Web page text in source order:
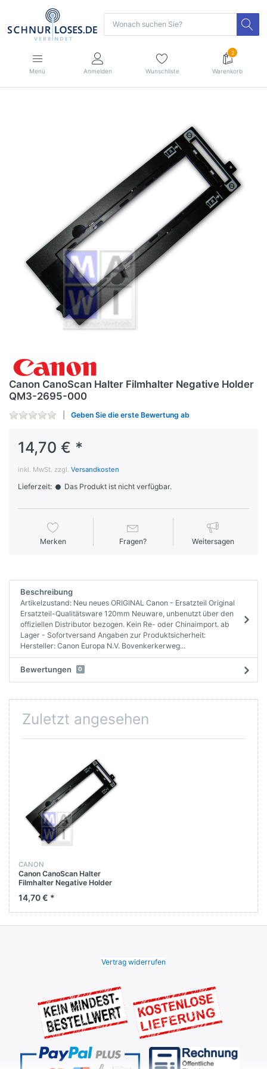
Menü Anmelden Wunschliste
2
Warenkorb
Canon CanoScan Halter Filmhalter Negative Holder
QM3-2695-000
Geben Sie die erste Bewertung ab
14,70 € *
inkl. MwSt. zzgl. Versandkosten
Lieferzeit: Das Produkt ist nicht verfügbar.
Merken Fragen? Weitersagen
Beschreibung
Artikelzustand: Neu neues ORIGINAL Canon - Ersatzteil Original
Ersatzteil-Qualitätsware 120mm Neuware, unbenutzt über den
offiziellen Distributor bezogen. Kein Re- oder Chinaimport. ab
Lager - Sofortversand Angaben zur Produktsicherheit:
Hersteller: Canon Europa N.V. Bovenkerkerweg...
Bewertungen 0
Zuletzt angesehen
CANON
Canon CanoScan Halter
Filmhalter Negative Holder
14,70 € *
Vertrag widerrufen